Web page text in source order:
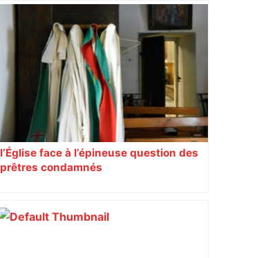
Bilan du marché du logement neuf :
une lueur d'espoir pour l'immobilier à
Toulouse ? – Actu.fr
l’Église face à l’épineuse question des
prêtres condamnés